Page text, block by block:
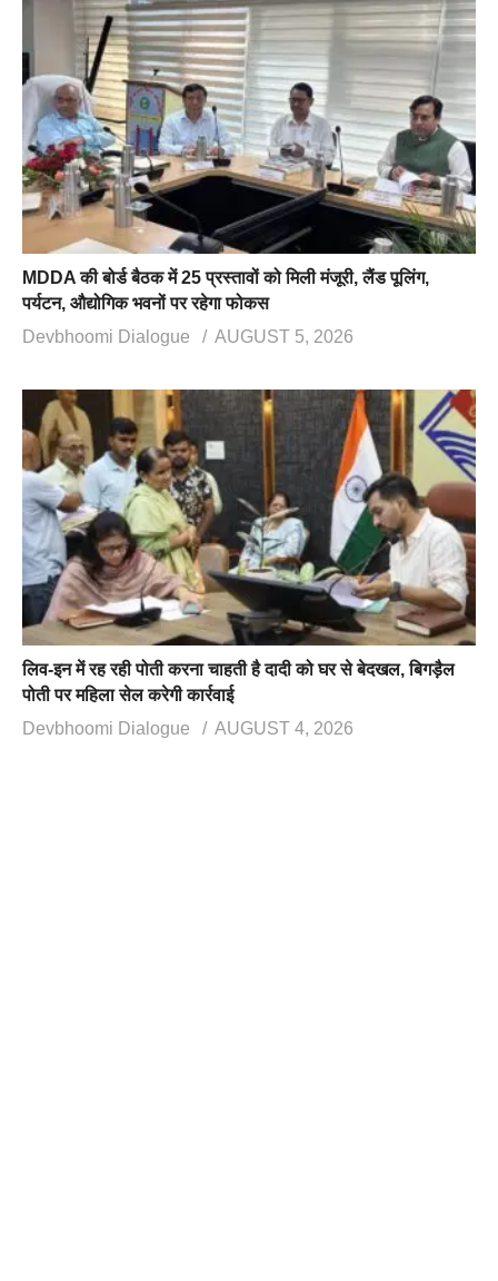
MDDA की बोर्ड बैठक में 25 प्रस्तावों को मिली मंजूरी, लैंड पूलिंग,
पर्यटन, औद्योगिक भवनों पर रहेगा फोकस
Devbhoomi Dialogue
AUGUST 5, 2026
लिव-इन में रह रही पोती करना चाहती है दादी को घर से बेदखल, बिगड़ैल
पोती पर महिला सेल करेगी कार्रवाई
Devbhoomi Dialogue
AUGUST 4, 2026